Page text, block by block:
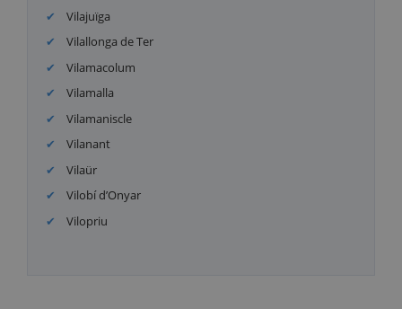
Vilajuïga
Vilallonga de Ter
Vilamacolum
Vilamalla
Vilamaniscle
Vilanant
Vilaür
Vilobí d’Onyar
Vilopriu